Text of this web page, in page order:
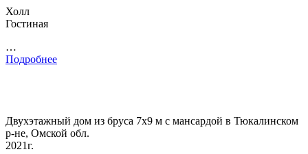
Холл
Гостиная
…
Подробнее
Двухэтажный дом из бруса 7х9 м с мансардой в Тюкалинском
р-не, Омской обл.
2021г.